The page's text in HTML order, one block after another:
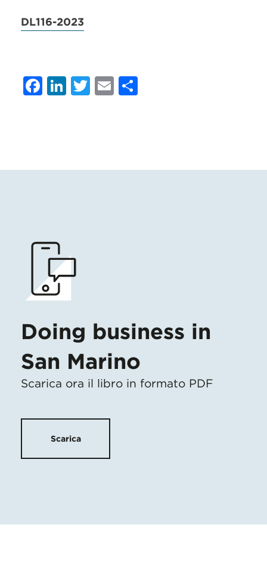
DL116-2023
Facebook
LinkedIn
Twitter
Email
Doing business in
San Marino
Scarica ora il libro in formato PDF
Scarica